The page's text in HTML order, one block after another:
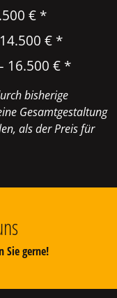
€ *
€ *
16.500 € *
bisherige
Gesamtgestaltung
als der Preis für
Sie gerne!